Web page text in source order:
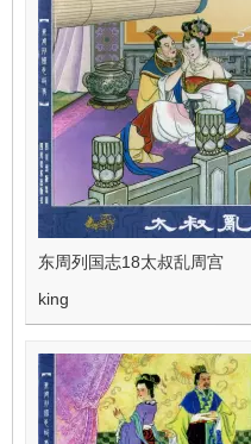
东周列国志18太叔乱周宫
king